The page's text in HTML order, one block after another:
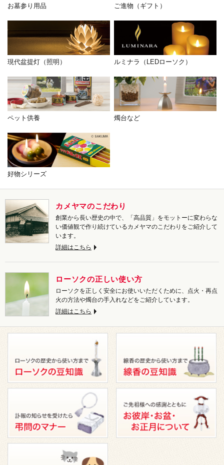
お墓参り用品 ご進物（ギフト）
現代盆提灯（照明） ルミナラ（LEDローソク）
ペット供養 燭台など
好物シリーズ
カメヤマのこだわり
創業から長い歴史の中で、「高品質」をモットーに変わらな
い価値観で作り続けているカメヤマのこだわりをご紹介して
います。
詳細はこちら
ローソクの正しい使い方
ローソクを正しく安全にお使いいただくために、点火・再点
火の方法や燭台の手入れなどをご紹介しています。
詳細はこちら